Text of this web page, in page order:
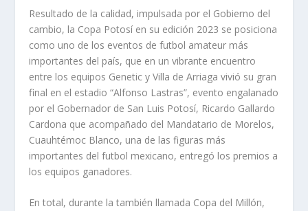
Resultado de la calidad, impulsada por el Gobierno del
cambio, la Copa Potosí en su edición 2023 se posiciona
como uno de los eventos de futbol amateur más
importantes del país, que en un vibrante encuentro
entre los equipos Genetic y Villa de Arriaga vivió su gran
final en el estadio “Alfonso Lastras”, evento engalanado
por el Gobernador de San Luis Potosí, Ricardo Gallardo
Cardona que acompañado del Mandatario de Morelos,
Cuauhtémoc Blanco, una de las figuras más
importantes del futbol mexicano, entregó los premios a
los equipos ganadores.
En total, durante la también llamada Copa del Millón,